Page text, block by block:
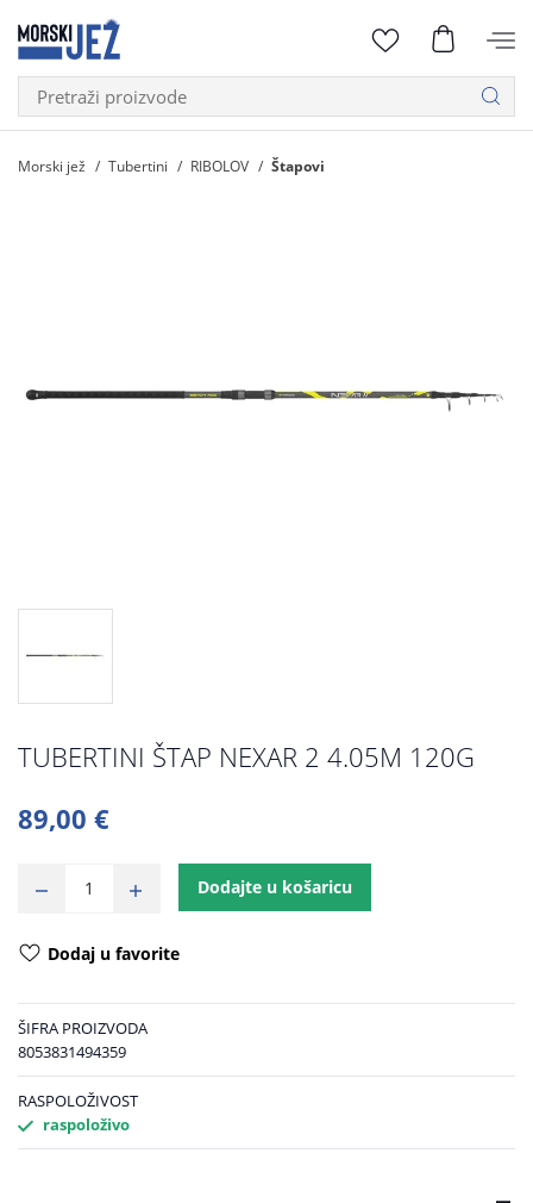
Morski jež Tubertini RIBOLOV Štapovi
TUBERTINI ŠTAP NEXAR 2 4.05M 120G
89,00 €
Dodajte u košaricu
Dodaj u favorite
ŠIFRA PROIZVODA
8053831494359
RASPOLOŽIVOST
raspoloživo